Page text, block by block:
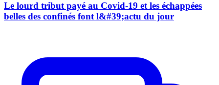
Le lourd tribut payé au Covid-19 et les échappées
belles des confinés font l&#39;actu du jour